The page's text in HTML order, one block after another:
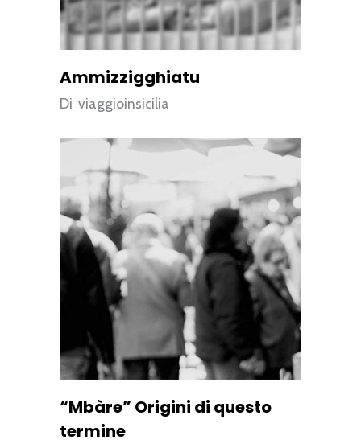
Ammizzigghiatu
Di viaggioinsicilia
“Mbàre” Origini di questo
termine